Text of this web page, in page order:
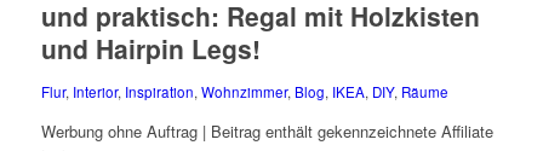
und praktisch: Regal mit Holzkisten
und Hairpin Legs!
Flur, Interior, Inspiration, Wohnzimmer, Blog, IKEA, DIY, Räume
Werbung ohne Auftrag | Beitrag enthält gekennzeichnete Affiliate